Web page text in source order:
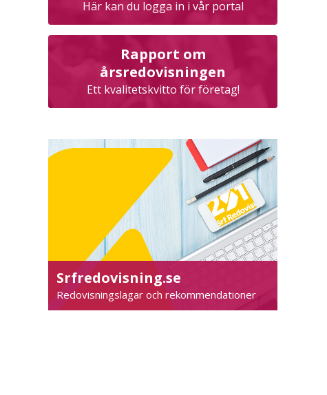
Här kan du logga in i vår portal
Rapport om
årsredovisningen
Ett kvalitetskvitto för företag!
Srfredovisning.se
Redovisningslagar och rekommendationer